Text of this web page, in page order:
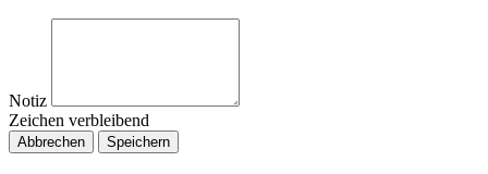
Notiz
Zeichen verbleibend
Abbrechen Speichern